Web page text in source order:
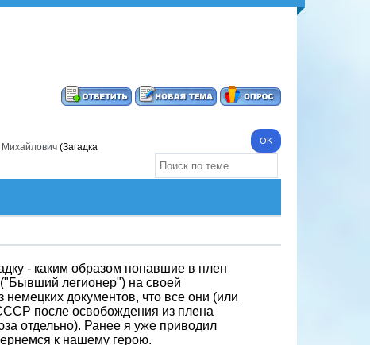
Михайлович (Загадка
- каким образом попавшие в плен
("Бывший легионер") на своей
документов, что все они (или
после освобождения из плена
отдельно). Ранее я уже приводил
к нашему герою.